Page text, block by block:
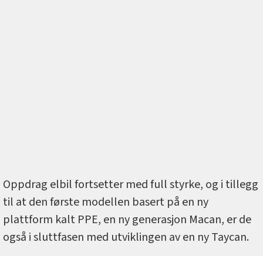
Oppdrag elbil fortsetter med full styrke, og i tillegg
til at den første modellen basert på en ny
plattform kalt PPE, en ny generasjon Macan, er de
også i sluttfasen med utviklingen av en ny Taycan.